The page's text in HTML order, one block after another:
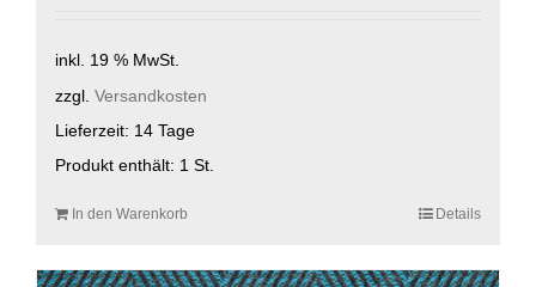
inkl. 19 % MwSt.
zzgl. Versandkosten
Lieferzeit: 14 Tage
Produkt enthält: 1 St.
In den Warenkorb Details